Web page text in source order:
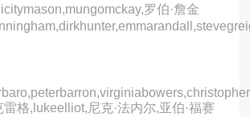
罗伯·詹金
雷格,lukeelliot,尼克·法内尔,亚伯·福赛